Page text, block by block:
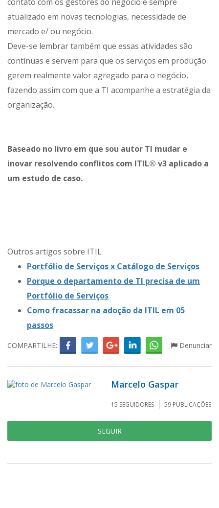
atualizado em novas tecnologias, necessidade de
mercado e/ ou negócio.
Deve-se lembrar também que essas atividades são
contínuas e servem para que os serviços em produção
gerem realmente valor agregado para o negócio,
fazendo assim com que a TI acompanhe a estratégia da
organização.
Baseado no livro em que sou autor TI mudar e
inovar resolvendo conflitos com ITIL® v3 aplicado a
um estudo de caso.
Outros artigos sobre ITIL
Portfólio de Serviços x Catálogo de Serviços
Porque o departamento de TI precisa de um
Portfólio de Serviços
Como fracassar na adoção da ITIL em 05
passos
COMPARTILHE: Denunciar
Marcelo Gaspar
15 SEGUIDORES 59 PUBLICAÇÕES
SEGUIR